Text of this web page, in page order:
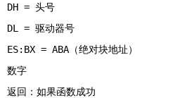
DH = 头号
DL = 驱动器号
ES:BX = ABA（绝对块地址）
数字
返回：如果函数成功